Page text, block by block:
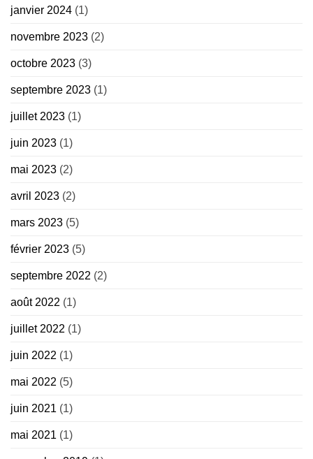
janvier 2024 (1)
novembre 2023 (2)
octobre 2023 (3)
septembre 2023 (1)
juillet 2023 (1)
juin 2023 (1)
mai 2023 (2)
avril 2023 (2)
mars 2023 (5)
février 2023 (5)
septembre 2022 (2)
août 2022 (1)
juillet 2022 (1)
juin 2022 (1)
mai 2022 (5)
juin 2021 (1)
mai 2021 (1)